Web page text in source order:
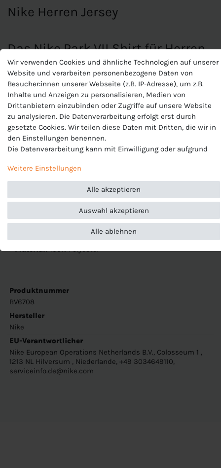
Nike Herren Jersey
Das Nike Park VII Shirt für Herren
hat folgende Eigenschaften:
Nike Park VII Shirt für Herren ist ein bequemes
Sportshirt mit kurzen Ärmeln das sich für verschiedene
Sportarten eignet. Es ist das perfekte Shirt um damit sein
gesamtes Team einzukleiden!
Beständigkeit:
Dieses Produkt wurde aus recyceltem
Polyester hergestellt
Eigenschaften:
Temperaturregulierung: Dri-FIT Technologie sorgt für
angenehmen und trockenen Tragekomfort; Mesh-Einsätze
In mehreren Farben erhältlich, z.B. Schwarz, Weiß, Grün,
Blau, Lila, Rosa...
Material:100% Polyester
Produktnummer
BV6708
Hersteller
Nike
EU-Verantwortlicher
Nike European Operations Netherlands B.V., Colosseum 1 ,
1213 NL Hilversum , Niederlande, +49 3034649110,
serviceinfo.de@nike.com
Wir verwenden Cookies und ähnliche Technologien auf unserer
Website und verarbeiten personenbezogene Daten von
Besucher:innen unserer Webseite (z.B. IP-Adresse), um z.B.
Inhalte und Anzeigen zu personalisieren, Medien von
Drittanbietern einzubinden oder Zugriffe auf unsere Website
zu analysieren. Die Datenverarbeitung erfolgt erst durch
gesetzte Cookies. Wir teilen diese Daten mit Dritten, die wir in
den Einstellungen benennen.
Die Datenverarbeitung kann mit Einwilligung oder aufgrund
erteilt oder abgelehnt werden. Es besteht das Recht, nicht
einzuwilligen und die Einwilligung zu einem späteren
Zeitpunkt zu ändern oder zu widerrufen. Beachten Sie unser
Impressumund weitere Hinweise zur Verwendung
personenbezogener Daten in unsererDaten­schutz­erklärung
Weitere Einstellungen
Alle akzeptieren
Alle ablehnen
Auswahl akzeptieren